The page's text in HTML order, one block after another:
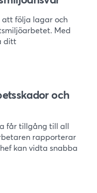
att följa lagar och
Med
ditt
och
får tillgång till all
rapporterar
kan vidta snabba